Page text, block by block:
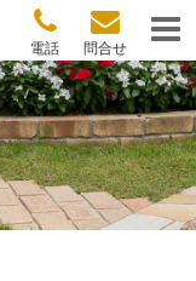
問合せ
電話